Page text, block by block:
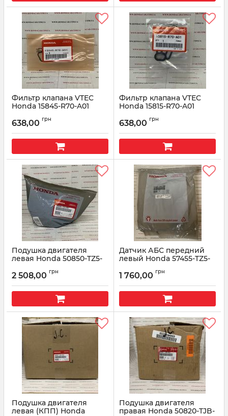
Фильтр клапана VTEC
Honda 15845-R70-A01
638,00 грн
Фильтр клапана VTEC
Honda 15815-R70-A01
638,00 грн
Подушка двигателя
левая Honda 50850-TZ5-
Артикул: 50850TZ5A01
2 508,00 грн
Датчик АБС передний
левый Honda 57455-TZ5-
Артикул: 57455TZ5A02
1 760,00 грн
Подушка двигателя
левая (КПП) Honda
Подушка двигателя
правая Honda 50820-TJB-